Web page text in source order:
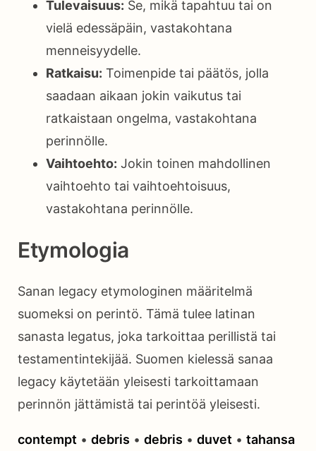
Tulevaisuus: Se, mikä tapahtuu tai on
vielä edessäpäin, vastakohtana
menneisyydelle.
Ratkaisu: Toimenpide tai päätös, jolla
saadaan aikaan jokin vaikutus tai
ratkaistaan ongelma, vastakohtana
perinnölle.
Vaihtoehto: Jokin toinen mahdollinen
vaihtoehto tai vaihtoehtoisuus,
vastakohtana perinnölle.
Etymologia
Sanan legacy etymologinen määritelmä
suomeksi on perintö. Tämä tulee latinan
sanasta legatus, joka tarkoittaa perillistä tai
testamentintekijää. Suomen kielessä sanaa
legacy käytetään yleisesti tarkoittamaan
perinnön jättämistä tai perintöä yleisesti.
contempt • debris • debris • duvet • tahansa